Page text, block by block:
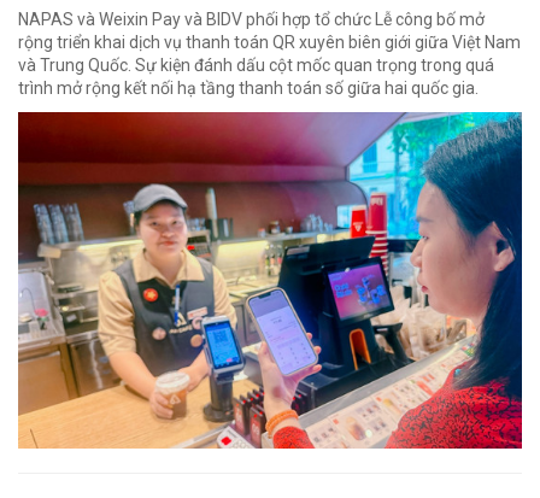
NAPAS và Weixin Pay và BIDV phối hợp tổ chức Lễ công bố mở
rộng triển khai dịch vụ thanh toán QR xuyên biên giới giữa Việt Nam
và Trung Quốc. Sự kiện đánh dấu cột mốc quan trọng trong quá
trình mở rộng kết nối hạ tầng thanh toán số giữa hai quốc gia.